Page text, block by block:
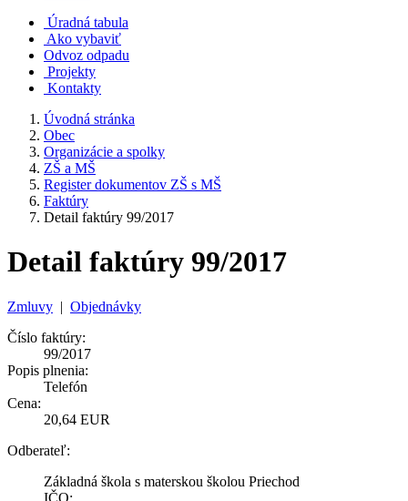
Úradná tabula
Ako vybaviť
Odvoz odpadu
Projekty
Kontakty
Úvodná stránka
Obec
Organizácie a spolky
ZŠ a MŠ
Register dokumentov ZŠ s MŠ
Faktúry
Detail faktúry 99/2017
Detail faktúry 99/2017
Zmluvy | Objednávky
Číslo faktúry:
99/2017
Popis plnenia:
Telefón
Cena:
20,64 EUR
Odberateľ:
Základná škola s materskou školou Priechod
IČO: